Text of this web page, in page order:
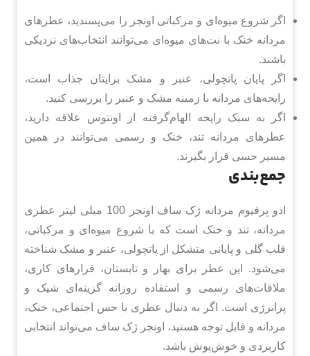
اگر شروع میوه‌ای و مرکباتی اونجر را می‌پسندید، عطرهای
مردانه خنک با نت‌های میوه‌ای می‌توانند انتخاب‌های نزدیکی
باشند.
اگر پایان پاتچولی، عنبر و مشک برایتان جذاب است،
رایحه‌های مردانه با زمینه مشک و عنبر را بررسی کنید.
اگر به سبک رایحه الهام‌گرفته از اونتوس علاقه دارید،
عطرهای مردانه تند، خنک و رسمی می‌توانند در همین
مسیر حسی قرار بگیرند.
جمع‌بندی
ادو پرفیوم مردانه ژک ساف اونجر 100 میلی لیتر عطری
مردانه، تند و خنک است که با شروع میوه‌ای و مرکباتی،
قلب گلی و پایانی متشکل از پاتچولی، عنبر و مشک شناخته
می‌شود. این عطر برای بهار و تابستان، قرارهای کاری،
ملاقات‌های رسمی و استفاده روزانه گزینه‌ای شیک و
پرانرژی است. اگر به دنبال عطری با حس اجتماعی، خنک،
مردانه و قابل توجه هستید، اونجر ژک ساف می‌تواند انتخابی
کاربردی و خوش‌پوش باشد.